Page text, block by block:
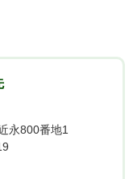
永800番地1